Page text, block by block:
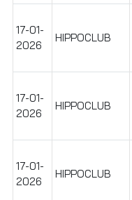
17-01-
2026
HIPPOCLUB
17-01-
2026
HIPPOCLUB
17-01-
2026
HIPPOCLUB